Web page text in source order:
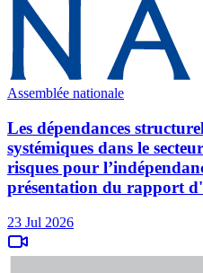
Assemblée nationale
Les dépendances
systémiques dans le
risques pour
présentation du rapport
23 Jul 2026